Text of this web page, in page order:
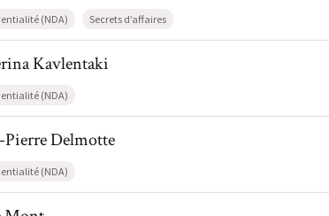
(NDA) Secrets d’affaires
Kavlentaki
Kavlentaki
(NDA)
Pierre Delmotte
PierreDelmotte
(NDA)
Mont